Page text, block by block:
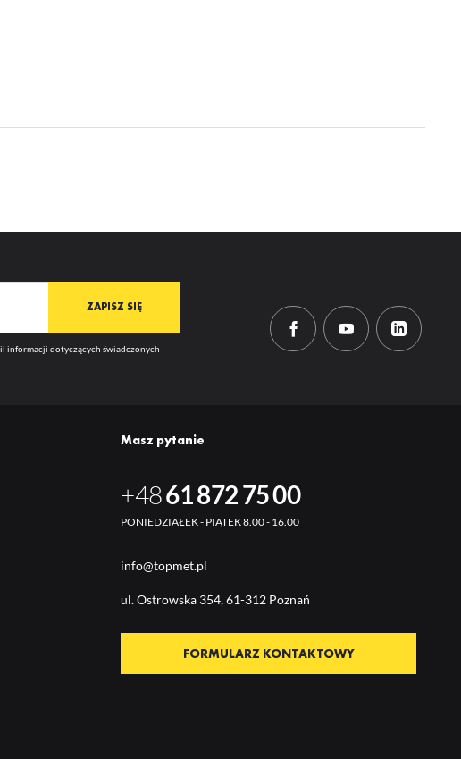
informacji dotyczących świadczonych
Masz pytanie
+4861 872 75 00
PONIEDZIAŁEK - PIĄTEK 8.00 - 16.00
info@topmet.pl
ul. Ostrowska 354, 61-312 Poznań
FORMULARZ KONTAKTOWY